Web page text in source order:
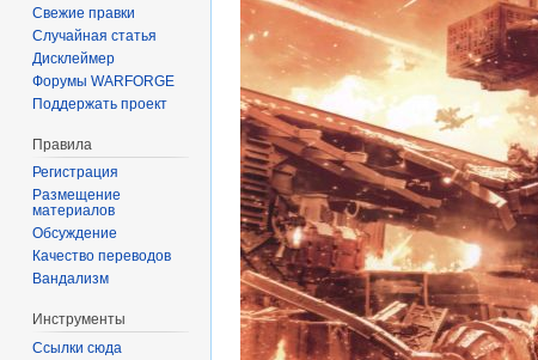
Свежие правки
Случайная статья
Дисклеймер
Форумы WARFORGE
Поддержать проект
Правила
Регистрация
Размещение
материалов
Обсуждение
Качество переводов
Вандализм
Инструменты
Ссылки сюда